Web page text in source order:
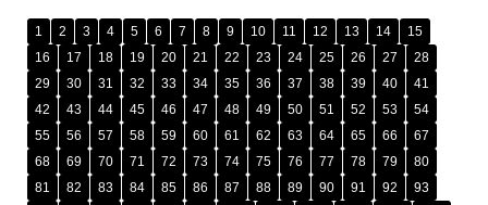
1 2 3 4 5 6 7 8 9 10 11 12 13 14
15
16
17 18 19 20 21 22 23 24 25 26 27
28
29
30 31 32 33 34 35 36 37 38 39 40
41
42
43 44 45 46 47 48 49 50 51 52 53
54
55
56 57 58 59 60 61 62 63 64 65 66
67
68
69 70 71 72 73 74 75 76 77 78 79
80
81
82 83 84 85 86 87 88 89 90 91 92
93